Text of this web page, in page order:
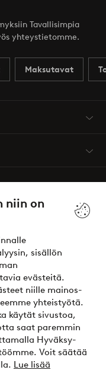
niin on
sisällön
evästeitä.
niille mainos-
yhteistyötä.
käytät sivustoa,
saat paremmin
Hyväksy-
Voit säätää
Lue lisää
Tavallisimpia
yhteystietomme.
Maksutavat
nyt tai erissä
?